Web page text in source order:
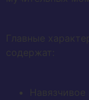
Главные
содержат: